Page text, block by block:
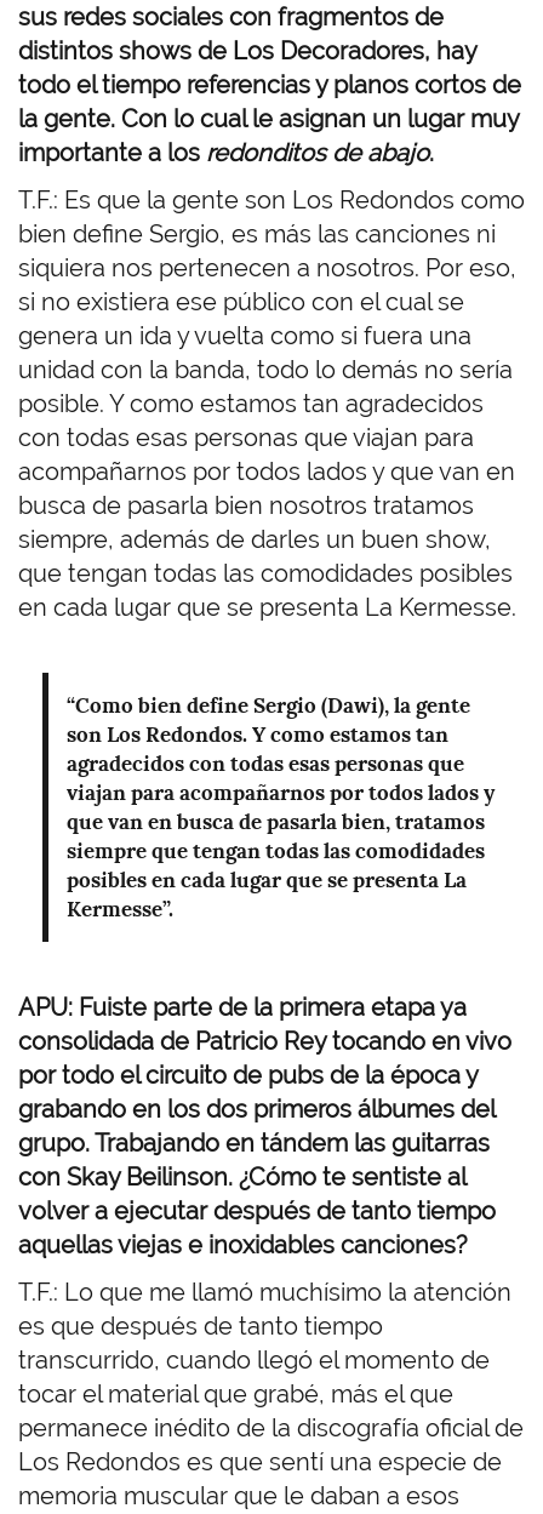
sus redes sociales con fragmentos de
distintos shows de Los Decoradores, hay
todo el tiempo referencias y planos cortos de
la gente. Con lo cual le asignan un lugar muy
importante a los redonditos de abajo.
T.F.: Es que la gente son Los Redondos como
bien define Sergio, es más las canciones ni
siquiera nos pertenecen a nosotros. Por eso,
si no existiera ese público con el cual se
genera un ida y vuelta como si fuera una
unidad con la banda, todo lo demás no sería
posible. Y como estamos tan agradecidos
con todas esas personas que viajan para
acompañarnos por todos lados y que van en
busca de pasarla bien nosotros tratamos
siempre, además de darles un buen show,
que tengan todas las comodidades posibles
en cada lugar que se presenta La Kermesse.
“Como bien define Sergio (Dawi), la gente
son Los Redondos. Y como estamos tan
agradecidos con todas esas personas que
viajan para acompañarnos por todos lados y
que van en busca de pasarla bien, tratamos
siempre que tengan todas las comodidades
posibles en cada lugar que se presenta La
Kermesse”.
APU: Fuiste parte de la primera etapa ya
consolidada de Patricio Rey tocando en vivo
por todo el circuito de pubs de la época y
grabando en los dos primeros álbumes del
grupo. Trabajando en tándem las guitarras
con Skay Beilinson. ¿Cómo te sentiste al
volver a ejecutar después de tanto tiempo
aquellas viejas e inoxidables canciones?
T.F.: Lo que me llamó muchísimo la atención
es que después de tanto tiempo
transcurrido, cuando llegó el momento de
tocar el material que grabé, más el que
permanece inédito de la discografía oficial de
Los Redondos es que sentí una especie de
memoria muscular que le daban a esos